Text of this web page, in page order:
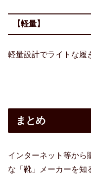
【軽量】
軽量設計でライトな履
まとめ
インターネット等から
な「靴」メーカーを知